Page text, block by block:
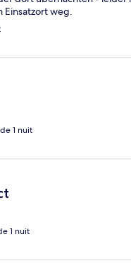
Einsatzort weg.
1 nuit
1 nuit